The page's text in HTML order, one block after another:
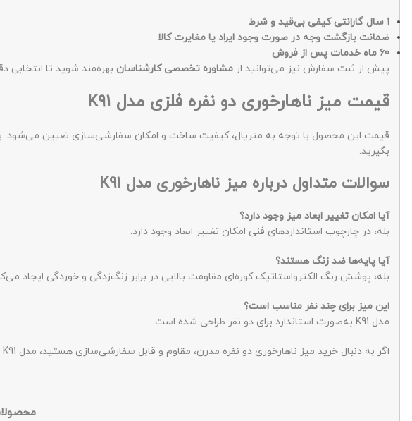
1 سال گارانتی کیفی بی‌قید و شرط
ضمانت بازگشت وجه در صورت وجود ایراد یا مغایرت کالا
60 ماه خدمات پس از فروش
پیش از ثبت سفارش نیز می‌توانید از مشاوره تخصصی کارشناسان بهره‌مند شوید تا
قیمت میز ناهارخوری دو نفره فلزی مدل K91
قیمت این محصول با توجه به متریال، کیفیت ساخت و امکان سفارشی‌سازی تعیین می‌شود.
بگیرید.
سوالات متداول درباره میز ناهارخوری مدل K91
آیا امکان تغییر ابعاد میز وجود دارد؟
بله، در چارچوب استانداردهای فنی امکان تغییر ابعاد وجود دارد.
آیا پایه‌ها ضد زنگ هستند؟
بله، پوشش رنگ الکترواستاتیک کوره‌ای مقاومت بالایی در برابر زنگ‌زدگی و خوردگی ایجاد
این میز برای چند نفر مناسب است؟
مدل K91 به‌صورت استاندارد برای دو نفر طراحی شده است.
اگر به دنبال خرید میز ناهارخوری دو نفره مدرن، مقاوم و قابل سفارشی‌سازی هستید، مدل K91 می‌تواند انتخابی هوشمندانه برای فضای شما باشد.